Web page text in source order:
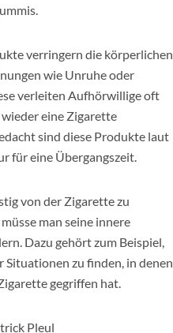
verringern die körperlichen
wie Unruhe oder
verleiten Aufhörwillige oft
wieder eine Zigarette
sind diese Produkte laut
für eine Übergangszeit.
von der Zigarette zu
man seine innere
Dazu gehört zum Beispiel,
Situationen zu finden, in denen
gegriffen hat.
Pleul